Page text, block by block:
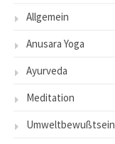
Allgemein
Anusara Yoga
Ayurveda
Meditation
Umweltbewußtsein